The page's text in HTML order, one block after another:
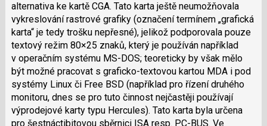
alternativa ke kartě CGA. Tato karta ještě neumožňovala
vykreslování rastrové grafiky (označení termínem „grafická
karta“ je tedy trošku nepřesné), jelikož podporovala pouze
textový režim 80×25 znaků, který je používán například
v operačním systému MS-DOS; teoreticky by však mělo
být možné pracovat s graficko-textovou kartou MDA i pod
systémy Linux či Free BSD (například pro řízení druhého
monitoru, dnes se pro tuto činnost nejčastěji používají
výprodejové karty typu Hercules). Tato karta byla určena
pro šestnáctibitovou sběrnici ISA resp. PC-BUS. Ve